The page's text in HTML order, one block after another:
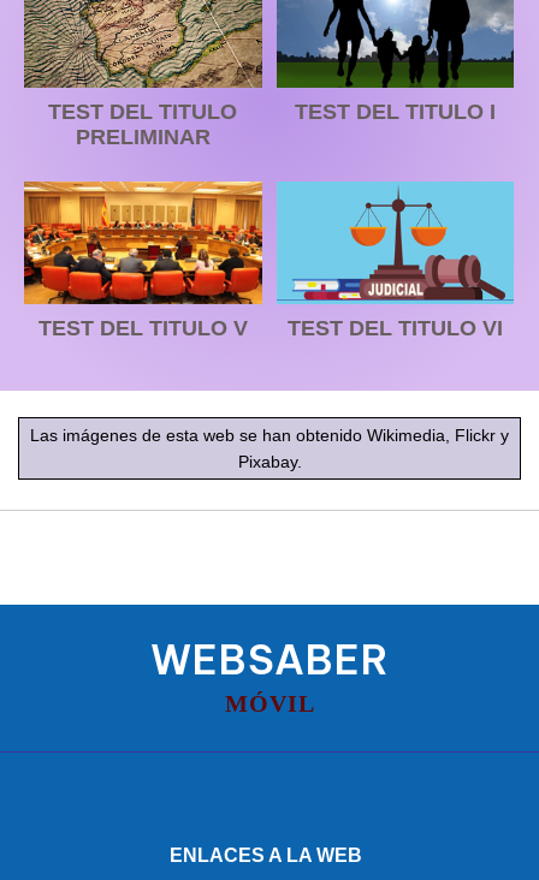
TEST DEL TITULO
PRELIMINAR
TEST DEL TITULO I
TEST DEL TITULO V TEST DEL TITULO VI
Las imágenes de esta web se han obtenido Wikimedia, Flickr y
Pixabay.
WEBSABER
MÓVIL
ENLACES A LA WEB